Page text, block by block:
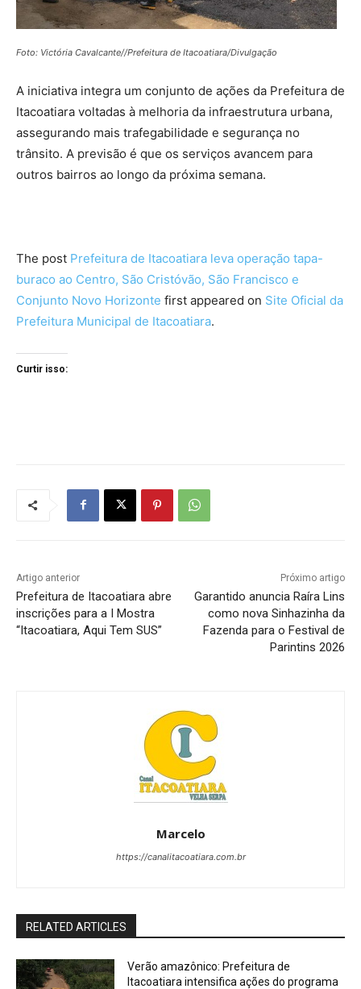
Foto: Victória Cavalcante//Prefeitura de Itacoatiara/Divulgação
A iniciativa integra um conjunto de ações da Prefeitura de
Itacoatiara voltadas à melhoria da infraestrutura urbana,
assegurando mais trafegabilidade e segurança no
trânsito. A previsão é que os serviços avancem para
outros bairros ao longo da próxima semana.
The post Prefeitura de Itacoatiara leva operação tapa-
buraco ao Centro, São Cristóvão, São Francisco e
Conjunto Novo Horizonte first appeared on Site Oficial da
Prefeitura Municipal de Itacoatiara.
Curtir isso:
Artigo anterior
Prefeitura de Itacoatiara abre
inscrições para a I Mostra
“Itacoatiara, Aqui Tem SUS”
Próximo artigo
Garantido anuncia Raíra Lins
como nova Sinhazinha da
Fazenda para o Festival de
Parintins 2026
Marcelo
https://canalitacoatiara.com.br
RELATED ARTICLES
Verão amazônico: Prefeitura de
Itacoatiara intensifica ações do programa